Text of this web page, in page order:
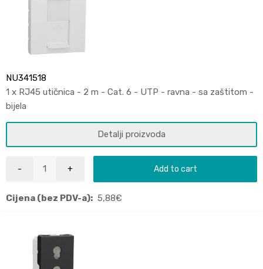
NU341518
1 x RJ45 utičnica - 2 m - Cat. 6 - UTP - ravna - sa zaštitom -
bijela
Detalji proizvoda
Add to cart
Cijena (bez PDV-a): 5,88€